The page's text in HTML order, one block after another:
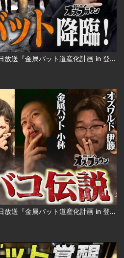
オズブラウン #82 11月23日放送『金属バット道産化計画 in 登別』（前編）
オズブラウン #83 11月30日放送『金属バット道産化計画 in 登別』（中編）